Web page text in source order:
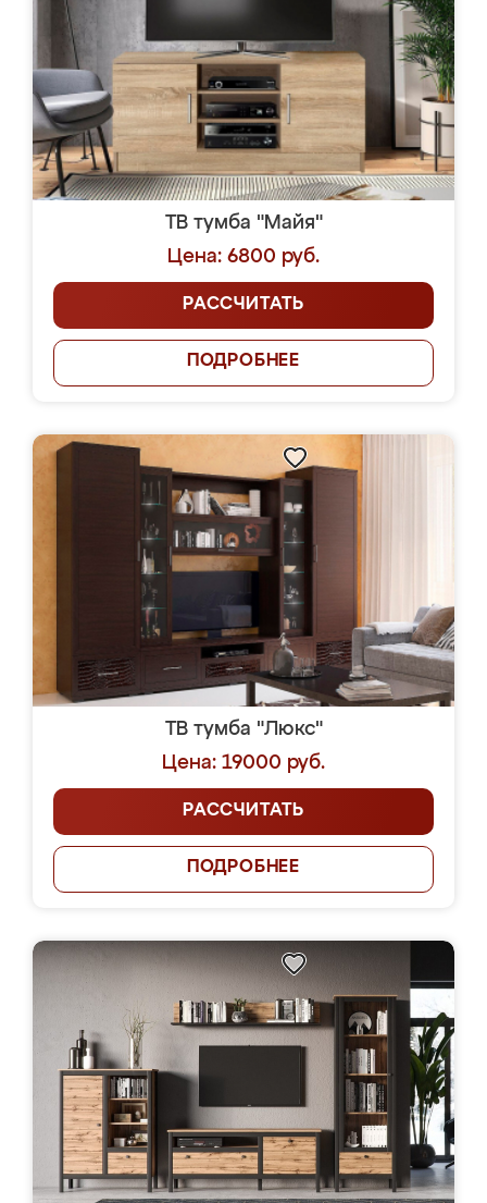
ТВ тумба "Майя"
Цена: 6800 руб.
РАССЧИТАТЬ
ПОДРОБНЕЕ
ТВ тумба "Люкс"
Цена: 19000 руб.
РАССЧИТАТЬ
ПОДРОБНЕЕ